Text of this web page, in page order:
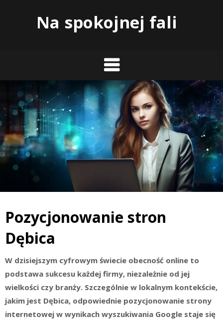
Na spokojnej fali
Pozycjonowanie stron
Dębica
W dzisiejszym cyfrowym świecie obecność online to
podstawa sukcesu każdej firmy, niezależnie od jej
wielkości czy branży. Szczególnie w lokalnym kontekście,
jakim jest Dębica, odpowiednie pozycjonowanie strony
internetowej w wynikach wyszukiwania Google staje się